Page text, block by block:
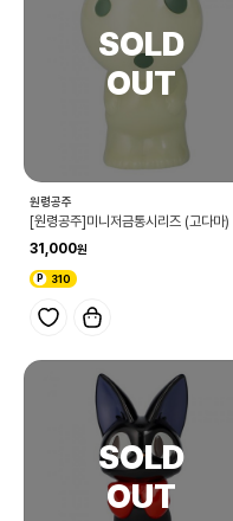
원령공주
[원령공주]미니저금통시리즈 (고다마)
31,000
310